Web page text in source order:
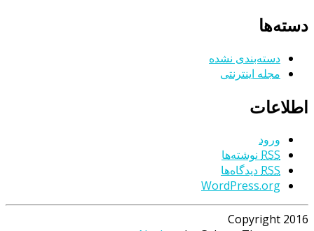
دسته‌ها
دسته‌بندی نشده
مجله اینترنتی
اطلاعات
ورود
RSS نوشته‌ها
RSSدیدگاه‌ها
WordPress.org
Copyright 2016